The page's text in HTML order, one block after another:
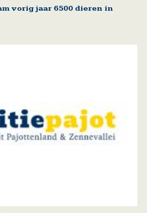
vorig jaar 6500 dieren in